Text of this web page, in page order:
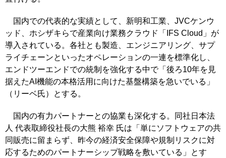
国内での代表的な実績として、新明和工業、JVCケンウ
ッド、ホシザキらで産業向け業務クラウド「IFS Cloud」が
導入されている。各社とも製造、エンジニアリング、サプ
ライチェーンといったオペレーションの一連を標準化し、
エンドツーエンドでの統制を強化する中で「後ろ10年を見
据えたAI機能の本格活用に向けた基盤構築を急いでいる」
（リーベ氏）とする。
国内の有力パートナーとの協業も深化する。同社日本法
人 代表取締役社長の大熊 裕幸 氏は「単にソフトウェアの共
同販売に留まらず、昨今の経済安全保障や規制リスクに対
応するためのパートナーシップ戦略を敷いている」とす